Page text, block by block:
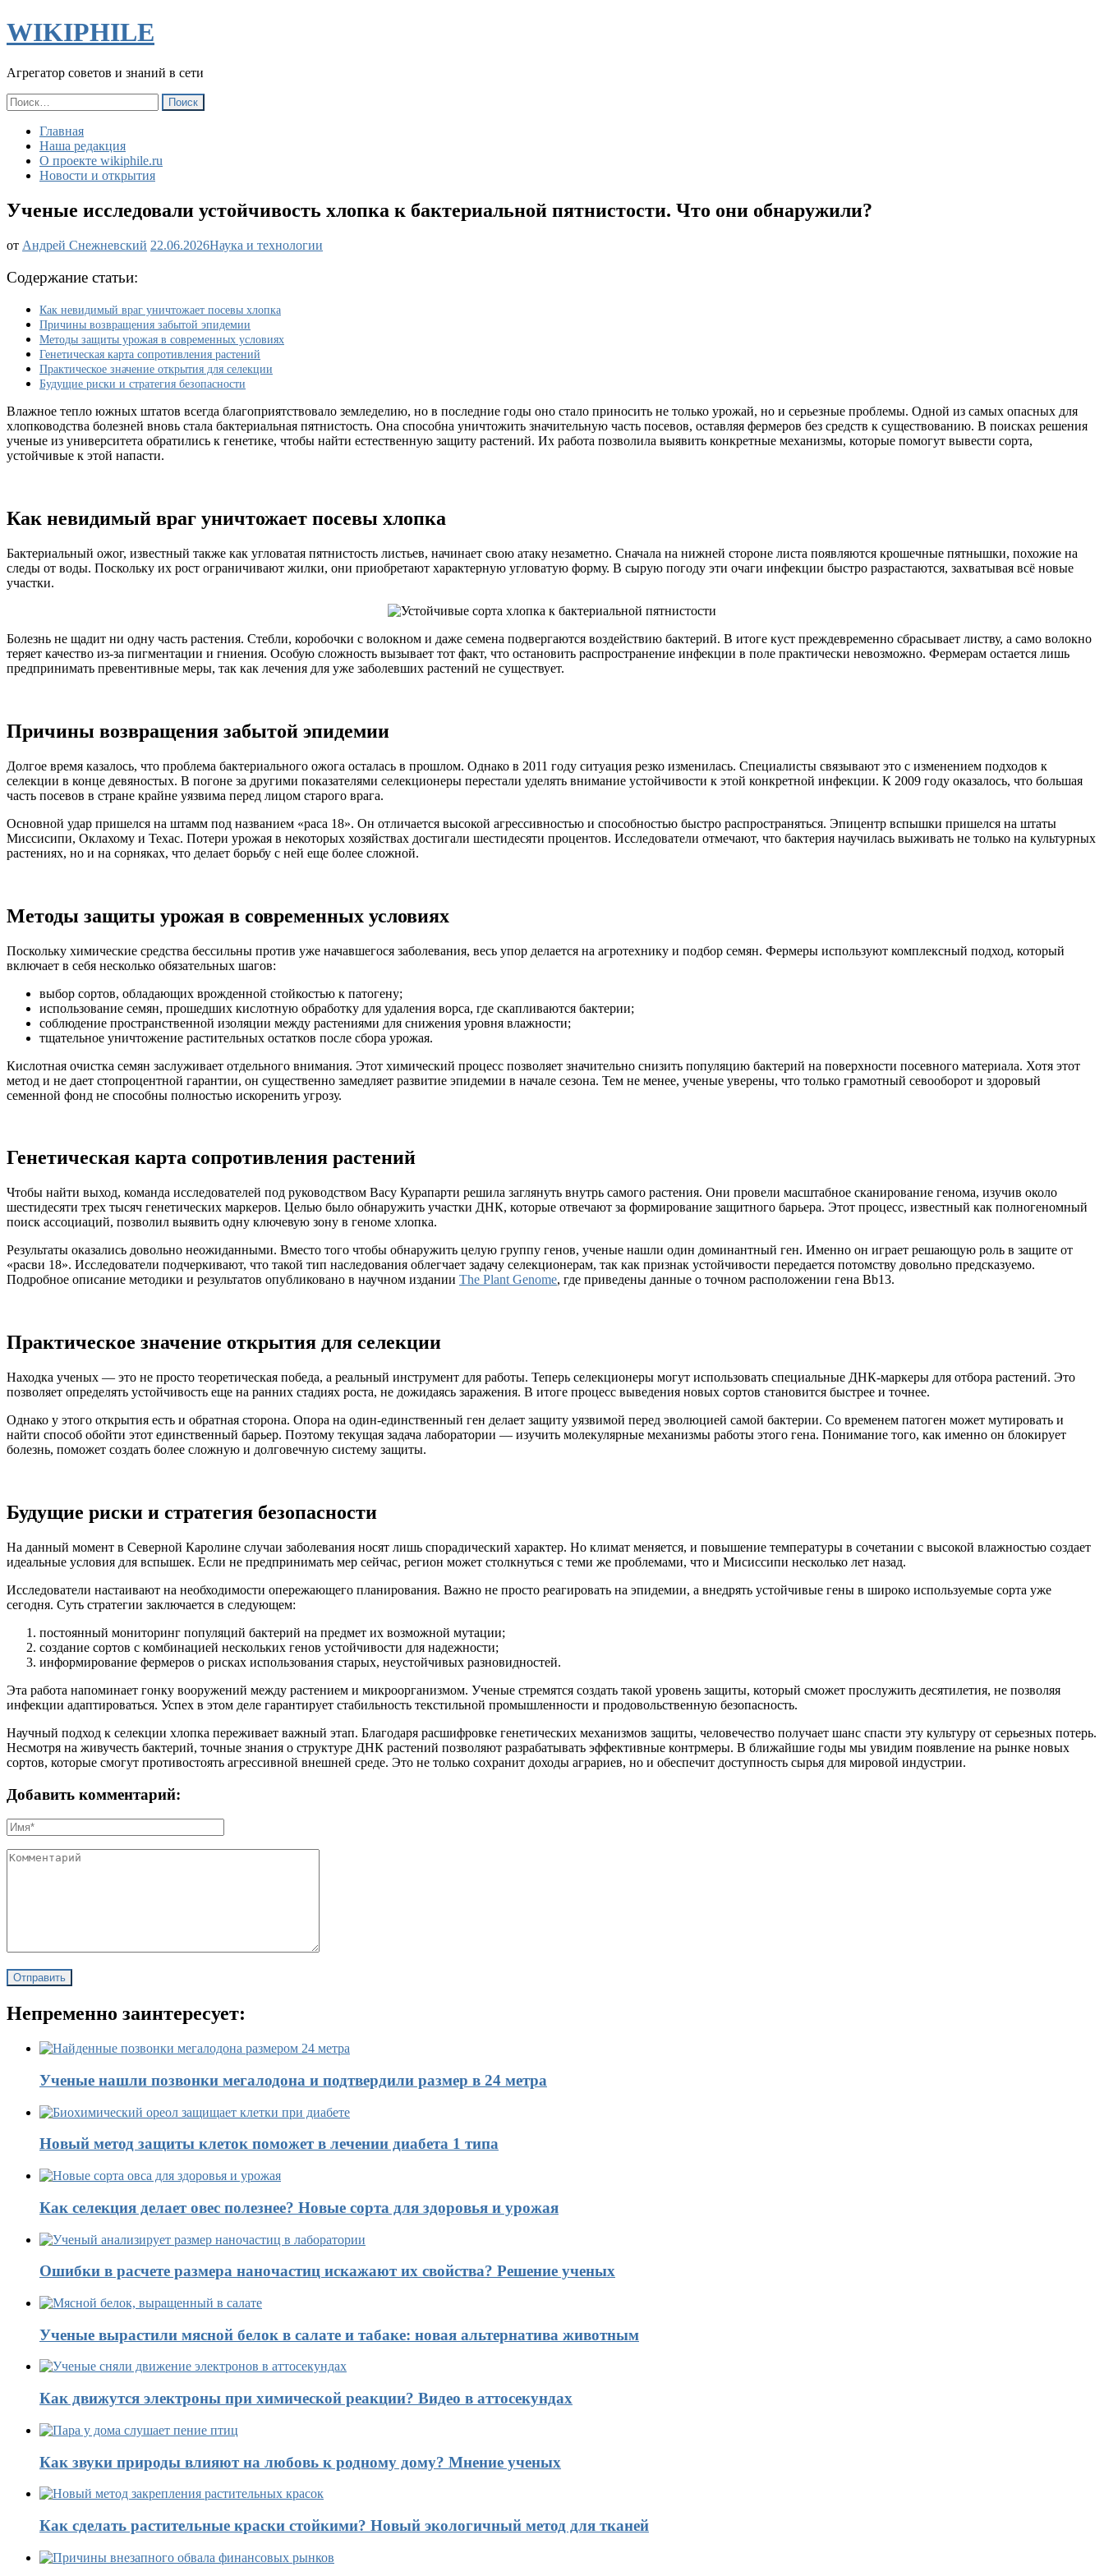
WIKIPHILE
Агрегатор советов и знаний в сети
Найти:
Главная
Наша редакция
О проекте wikiphile.ru
Новости и открытия
Ученые исследовали устойчивость хлопка к бактериальной пятнистости. Что они обнаружили?
от Андрей Снежневский 22.06.2026Ученые
бактериальной
пятнистости.
Что
они
обнаружили?
Наука и технологии
Содержание статьи:
Как невидимый враг уничтожает посевы хлопка
Причины возвращения забытой эпидемии
Методы защиты урожая в современных условиях
Генетическая карта сопротивления растений
Практическое значение открытия для селекции
Будущие риски и стратегия безопасности
Влажное тепло южных штатов всегда благоприятствовало земледелию, но в последние годы оно стало приносить не только урожай, но и серьезные проблемы. Одной из самых опасных для
хлопководства болезней вновь стала бактериальная пятнистость. Она способна уничтожить значительную часть посевов, оставляя фермеров без средств к существованию. В поисках решения
ученые из университета обратились к генетике, чтобы найти естественную защиту растений. Их работа позволила выявить конкретные механизмы, которые помогут вывести сорта,
устойчивые к этой напасти.
Как невидимый враг уничтожает посевы хлопка
Бактериальный ожог, известный также как угловатая пятнистость листьев, начинает свою атаку незаметно. Сначала на нижней стороне листа появляются крошечные пятнышки, похожие на
следы от воды. Поскольку их рост ограничивают жилки, они приобретают характерную угловатую форму. В сырую погоду эти очаги инфекции быстро разрастаются, захватывая всё новые
участки.
Болезнь не щадит ни одну часть растения. Стебли, коробочки с волокном и даже семена подвергаются воздействию бактерий. В итоге куст преждевременно сбрасывает листву, а само волокно
теряет качество из-за пигментации и гниения. Особую сложность вызывает тот факт, что остановить распространение инфекции в поле практически невозможно. Фермерам остается лишь
предпринимать превентивные меры, так как лечения для уже заболевших растений не существует.
Причины возвращения забытой эпидемии
Долгое время казалось, что проблема бактериального ожога осталась в прошлом. Однако в 2011 году ситуация резко изменилась. Специалисты связывают это с изменением подходов к
селекции в конце девяностых. В погоне за другими показателями селекционеры перестали уделять внимание устойчивости к этой конкретной инфекции. К 2009 году оказалось, что большая
часть посевов в стране крайне уязвима перед лицом старого врага.
Основной удар пришелся на штамм под названием «раса 18». Он отличается высокой агрессивностью и способностью быстро распространяться. Эпицентр вспышки пришелся на штаты
Миссисипи, Оклахому и Техас. Потери урожая в некоторых хозяйствах достигали шестидесяти процентов. Исследователи отмечают, что бактерия научилась выживать не только на культурных
растениях, но и на сорняках, что делает борьбу с ней еще более сложной.
Методы защиты урожая в современных условиях
Поскольку химические средства бессильны против уже начавшегося заболевания, весь упор делается на агротехнику и подбор семян. Фермеры используют комплексный подход, который
включает в себя несколько обязательных шагов:
выбор сортов, обладающих врожденной стойкостью к патогену;
использование семян, прошедших кислотную обработку для удаления ворса, где скапливаются бактерии;
соблюдение пространственной изоляции между растениями для снижения уровня влажности;
тщательное уничтожение растительных остатков после сбора урожая.
Кислотная очистка семян заслуживает отдельного внимания. Этот химический процесс позволяет значительно снизить популяцию бактерий на поверхности посевного материала. Хотя этот
метод и не дает стопроцентной гарантии, он существенно замедляет развитие эпидемии в начале сезона. Тем не менее, ученые уверены, что только грамотный севооборот и здоровый
семенной фонд не способны полностью искоренить угрозу.
Генетическая карта сопротивления растений
Чтобы найти выход, команда исследователей под руководством Васу Курапарти решила заглянуть внутрь самого растения. Они провели масштабное сканирование генома, изучив около
шестидесяти трех тысяч генетических маркеров. Целью было обнаружить участки ДНК, которые отвечают за формирование защитного барьера. Этот процесс, известный как полногеномный
поиск ассоциаций, позволил выявить одну ключевую зону в геноме хлопка.
Результаты оказались довольно неожиданными. Вместо того чтобы обнаружить целую группу генов, ученые нашли один доминантный ген. Именно он играет решающую роль в защите от
«расви 18». Исследователи подчеркивают, что такой тип наследования облегчает задачу селекционерам, так как признак устойчивости передается потомству довольно предсказуемо.
Подробное описание методики и результатов опубликовано в научном издании The Plant Genome, где приведены данные о точном расположении гена Bb13.
Практическое значение открытия для селекции
Находка ученых — это не просто теоретическая победа, а реальный инструмент для работы. Теперь селекционеры могут использовать специальные ДНК-маркеры для отбора растений. Это
позволяет определять устойчивость еще на ранних стадиях роста, не дожидаясь заражения. В итоге процесс выведения новых сортов становится быстрее и точнее.
Однако у этого открытия есть и обратная сторона. Опора на один-единственный ген делает защиту уязвимой перед эволюцией самой бактерии. Со временем патоген может мутировать и
найти способ обойти этот единственный барьер. Поэтому текущая задача лаборатории — изучить молекулярные механизмы работы этого гена. Понимание того, как именно он блокирует
болезнь, поможет создать более сложную и долговечную систему защиты.
Будущие риски и стратегия безопасности
На данный момент в Северной Каролине случаи заболевания носят лишь спорадический характер. Но климат меняется, и повышение температуры в сочетании с высокой влажностью создает
идеальные условия для вспышек. Если не предпринимать мер сейчас, регион может столкнуться с теми же проблемами, что и Мисиссипи несколько лет назад.
Исследователи настаивают на необходимости опережающего планирования. Важно не просто реагировать на эпидемии, а внедрять устойчивые гены в широко используемые сорта уже
сегодня. Суть стратегии заключается в следующем:
постоянный мониторинг популяций бактерий на предмет их возможной мутации;
создание сортов с комбинацией нескольких генов устойчивости для надежности;
информирование фермеров о рисках использования старых, неустойчивых разновидностей.
Эта работа напоминает гонку вооружений между растением и микроорганизмом. Ученые стремятся создать такой уровень защиты, который сможет прослужить десятилетия, не позволяя
инфекции адаптироваться. Успех в этом деле гарантирует стабильность текстильной промышленности и продовольственную безопасность.
Научный подход к селекции хлопка переживает важный этап. Благодаря расшифровке генетических механизмов защиты, человечество получает шанс спасти эту культуру от серьезных потерь.
Несмотря на живучесть бактерий, точные знания о структуре ДНК растений позволяют разрабатывать эффективные контрмеры. В ближайшие годы мы увидим появление на рынке новых
сортов, которые смогут противостоять агрессивной внешней среде. Это не только сохранит доходы аграриев, но и обеспечит доступность сырья для мировой индустрии.
Добавить комментарий:
Непременно заинтересует:
Ученые нашли позвонки мегалодона и подтвердили размер в 24 метра
Новый метод защиты клеток поможет в лечении диабета 1 типа
Как селекция делает овес полезнее? Новые сорта для здоровья и урожая
Ошибки в расчете размера наночастиц искажают их свойства? Решение ученых
Ученые вырастили мясной белок в салате и табаке: новая альтернатива животным
Как движутся электроны при химической реакции? Видео в аттосекундах
Как звуки природы влияют на любовь к родному дому? Мнение ученых
Как сделать растительные краски стойкими? Новый экологичный метод для тканей